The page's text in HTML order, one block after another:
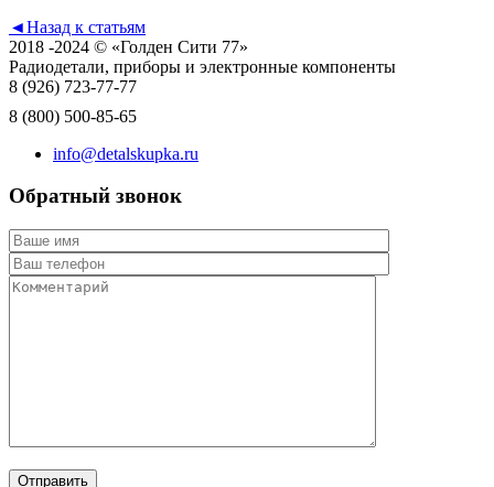
◄Назад к статьям
2018 -2024 © «Голден Сити 77»
Радиодетали, приборы и электронные компоненты
8 (926) 723-77-77
8 (800) 500-85-65
info@detalskupka.ru
Обратный звонок